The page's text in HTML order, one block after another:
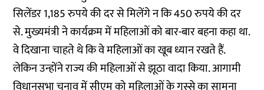
सिलेंडर 1,185 रुपये की दर से मिलेंगे न कि 450 रुपये की दर
से. मुख्यमंत्री ने कार्यक्रम में महिलाओं को बार-बार बहना कहा था.
वे दिखाना चाहते थे कि वे महिलाओं का खूब ध्यान रखते हैं.
लेकिन उन्होंने राज्य की महिलाओं से झूठा वादा किया. आगामी